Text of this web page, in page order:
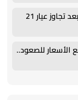
هل يبدأ الذهب موجة صعود جديدة بعد تجاوز عيار 21
3 عوامل تدفع الأسعار للصعود..